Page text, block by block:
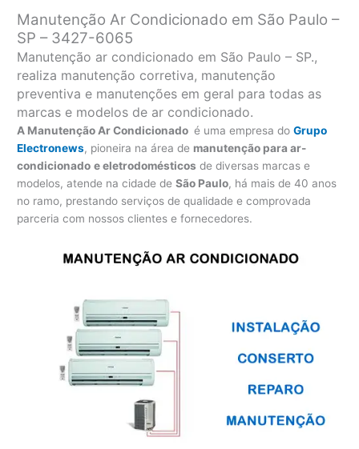
Manutenção Ar Condicionado em São Paulo –
SP – 3427-6065
Manutenção ar condicionado em São Paulo – SP.,
realiza manutenção corretiva, manutenção
preventiva e manutenções em geral para todas as
marcas e modelos de ar condicionado.
A Manutenção Ar Condicionado é uma empresa doGrupo
Electronews, pioneira na área de manutenção paraar-
condicionado e eletrodomésticos de diversas marcas e
modelos, atende na cidade deSão Paulo, há mais de 40 anos
no ramo, prestando serviços de qualidade e comprovada
parceria com nossos clientes e fornecedores.